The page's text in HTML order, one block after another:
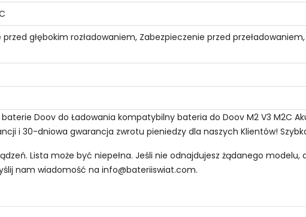
głębokim rozładowaniem, Zabezpieczenie przed
Doov do Ładowania kompatybilny bateria do Doov M2 V3 M2C
i 30-dniowa gwarancja zwrotu pieniedzy dla naszych Klientów!
Lista może być niepełna. Jeśli nie odnajdujesz żądanego modelu,
nam wiadomość na info@bateriiswiat.com.